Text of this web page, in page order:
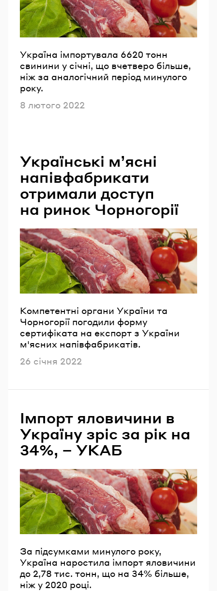
Україна імпортувала 6620 тонн
свинини у січні, що вчетверо більше,
ніж за аналогічний період минулого
року.
Опубліковано
8 лютого 2022
Українські м’ясні
напівфабрикати
отримали доступ
на ринок Чорногорії
Компетентні органи України та
Чорногорії погодили форму
сертифіката на експорт з України
м'ясних напівфабрикатів.
Опубліковано
26 січня 2022
Імпорт яловичини в
Україну зріс за рік на
34%, – УКАБ
За підсумками минулого року,
Україна наростила імпорт яловичини
до 2,78 тис. тонн, що на 34% більше,
ніж у 2020 році.